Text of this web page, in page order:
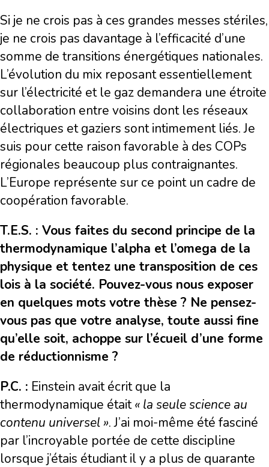
Si je ne crois pas à ces grandes messes stériles,
je ne crois pas davantage à l’efficacité d’une
somme de transitions énergétiques nationales.
L’évolution du mix reposant essentiellement
sur l’électricité et le gaz demandera une étroite
collaboration entre voisins dont les réseaux
électriques et gaziers sont intimement liés. Je
suis pour cette raison favorable à des COPs
régionales beaucoup plus contraignantes.
L’Europe représente sur ce point un cadre de
coopération favorable.
T.E.S. : Vous faites du second principe de la
thermodynamique l’alpha et l’omega de la
physique et tentez une transposition de ces
lois à la société. Pouvez-vous nous exposer
en quelques mots votre thèse ? Ne pensez-
vous pas que votre analyse, toute aussi fine
qu’elle soit, achoppe sur l’écueil d’une forme
de réductionnisme ?
P.C. : Einstein avait écrit que la
thermodynamique était« la seule science au
contenu universel ». J’ai moi-même été fasciné
par l’incroyable portée de cette discipline
lorsque j’étais étudiant il y a plus de quarante